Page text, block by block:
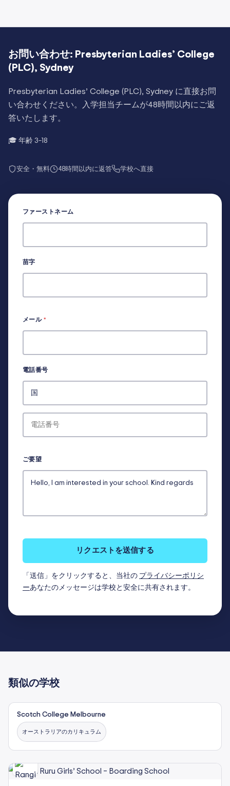
お問い合わせ: Presbyterian Ladies’ College
(PLC), Sydney
Presbyterian Ladies’ College (PLC), Sydney に直接お問
い合わせください。入学担当チームが48時間以内にご返
答いたします。
🎓 年齢 3–18
安全・無料 48時間以内に返答 学校へ直接
ファーストネーム
苗字
メール *
電話番号
ご要望
リクエストを送信する
「送信」をクリックすると、当社の プライバシーポリシ
ーあなたのメッセージは学校と安全に共有されます。
類似の学校
Scotch College Melbourne
オーストラリアのカリキュラム